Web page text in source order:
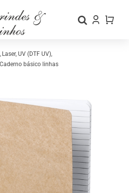
Laser UV (DTF UV)
Caderno básico linhas